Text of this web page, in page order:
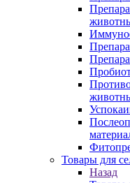
Товары для
Назад